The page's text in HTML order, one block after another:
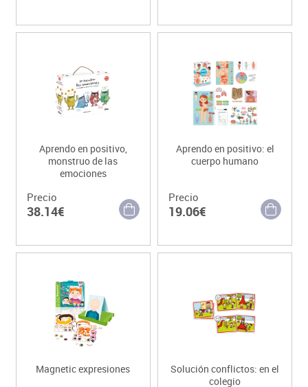
Aprendo en positivo,
monstruo de las
emociones
Precio
38.14€
Aprendo en positivo: el
cuerpo humano
Precio
19.06€
Magnetic expresiones
Solución conflictos: en el
colegio